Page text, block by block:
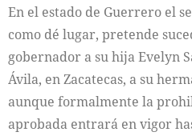
En el estado de Guerrero el
como dé lugar, pretende
gobernador a su hija Evelyn
Ávila, en Zacatecas, a su
aunque formalmente la
aprobada entrará en vigor